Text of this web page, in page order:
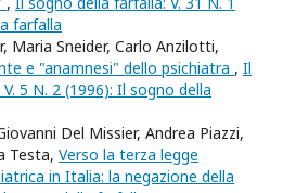
farfalla
Maria Sneider, Carlo Anzilotti,
e "anamnesi" dello psichiatra , Il
5 N. 2 (1996): Il sogno della
Del Missier, Andrea Piazzi,
Testa, Verso la terza legge
in Italia: la negazione della